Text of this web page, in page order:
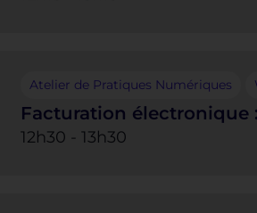
Atelier de Pratiques Numériques
Facturation électronique
12h30 - 13h30